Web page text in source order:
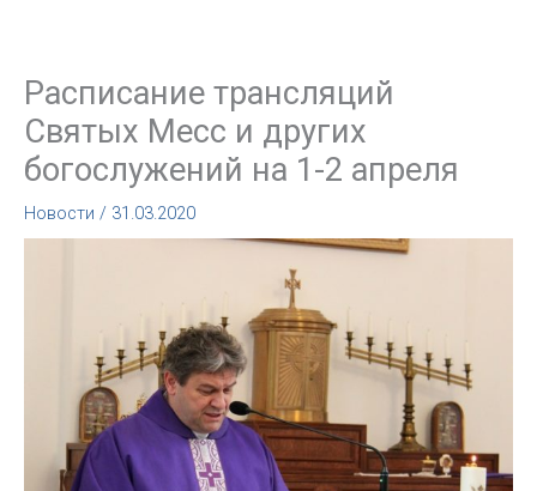
Расписание трансляций
Святых Месс и других
богослужений на 1-2 апреля
Новости / 31.03.2020